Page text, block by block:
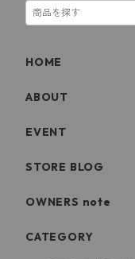
HOME
ABOUT
EVENT
STORE BLOG
OWNERS note
CATEGORY